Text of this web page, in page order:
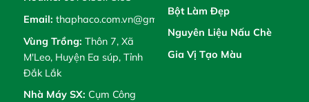
Email: thaphaco.com.vn@gmail.com
Vùng Trồng: Thôn 7, Xã
M'Leo, Huyện Ea súp, Tỉnh
Đắk Lắk
Nhà Máy SX: Cụm Công
Bột Làm Đẹp
Nguyên Liệu Nấu Chè
Gia Vị Tạo Màu